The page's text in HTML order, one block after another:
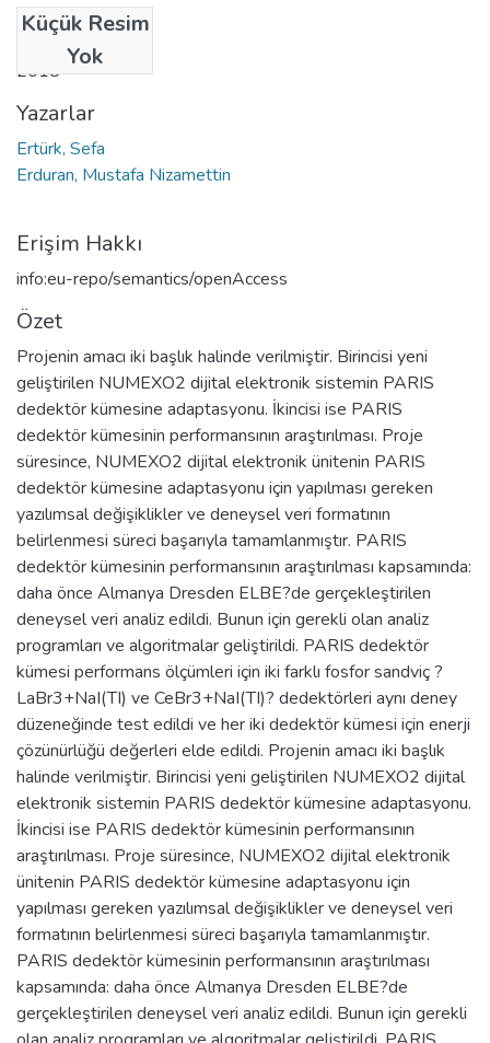
Küçük Resim
Yok
Tarih
2018
Yazarlar
Ertürk, Sefa
Erduran, Mustafa Nizamettin
Erişim Hakkı
info:eu-repo/semantics/openAccess
Özet
Projenin amacı iki başlık halinde verilmiştir. Birincisi yeni
geliştirilen NUMEXO2 dijital elektronik sistemin PARIS
dedektör kümesine adaptasyonu. İkincisi ise PARIS
dedektör kümesinin performansının araştırılması. Proje
süresince, NUMEXO2 dijital elektronik ünitenin PARIS
dedektör kümesine adaptasyonu için yapılması gereken
yazılımsal değişiklikler ve deneysel veri formatının
belirlenmesi süreci başarıyla tamamlanmıştır. PARIS
dedektör kümesinin performansının araştırılması kapsamında:
daha önce Almanya Dresden ELBE?de gerçekleştirilen
deneysel veri analiz edildi. Bunun için gerekli olan analiz
programları ve algoritmalar geliştirildi. PARIS dedektör
kümesi performans ölçümleri için iki farklı fosfor sandviç ?
LaBr3+NaI(TI) ve CeBr3+NaI(TI)? dedektörleri aynı deney
düzeneğinde test edildi ve her iki dedektör kümesi için enerji
çözünürlüğü değerleri elde edildi. Projenin amacı iki başlık
halinde verilmiştir. Birincisi yeni geliştirilen NUMEXO2 dijital
elektronik sistemin PARIS dedektör kümesine adaptasyonu.
İkincisi ise PARIS dedektör kümesinin performansının
araştırılması. Proje süresince, NUMEXO2 dijital elektronik
ünitenin PARIS dedektör kümesine adaptasyonu için
yapılması gereken yazılımsal değişiklikler ve deneysel veri
formatının belirlenmesi süreci başarıyla tamamlanmıştır.
PARIS dedektör kümesinin performansının araştırılması
kapsamında: daha önce Almanya Dresden ELBE?de
gerçekleştirilen deneysel veri analiz edildi. Bunun için gerekli